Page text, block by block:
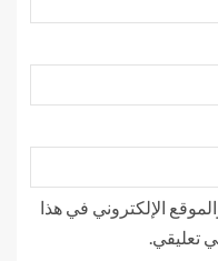
الإلكتروني في هذا
تعليقي.